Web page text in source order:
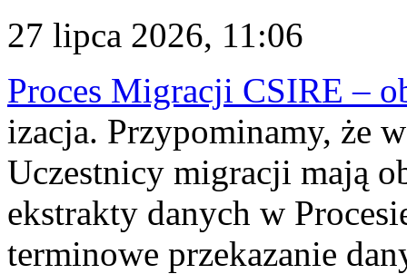
27 lipca 2026, 11:06
Proces Migracji CSIRE –
izacja. Przypominamy, że
Uczestnicy migracji mają
ekstrakty danych w
terminowe przekazanie